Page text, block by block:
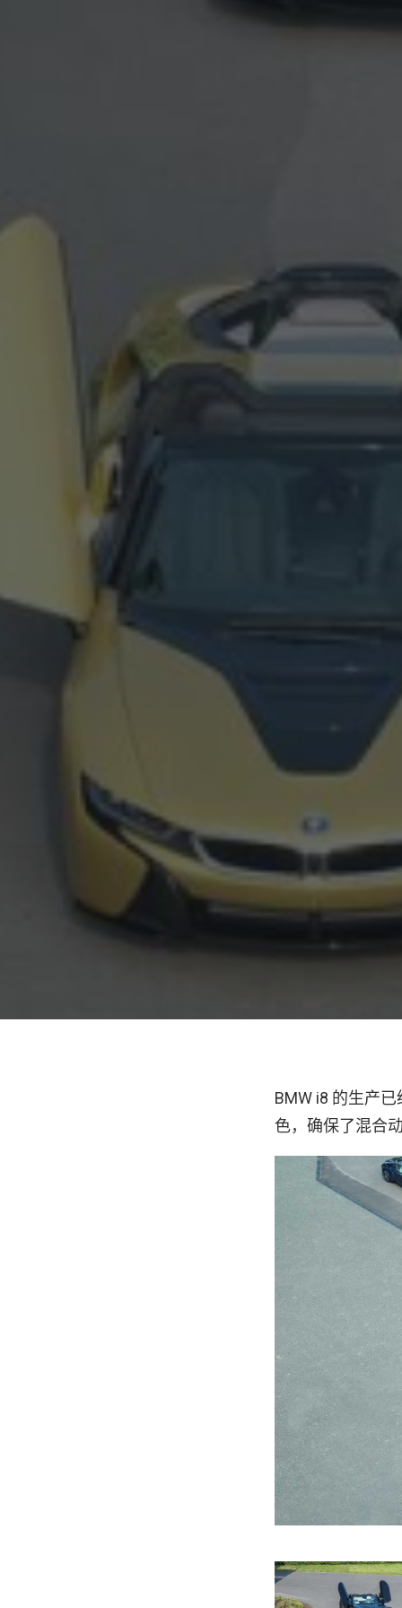
BMW i8 的生产
色，确保了混合